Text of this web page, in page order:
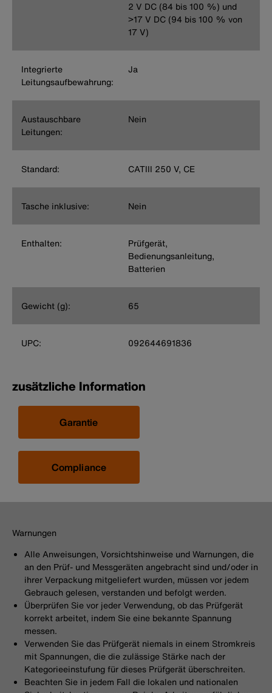
2 V DC (84 bis 100 %) und
>17 V DC (94 bis 100 % von
17 V)
Integrierte
Leitungsaufbewahrung:
Ja
Austauschbare
Leitungen:
Nein
Standard: CATIII 250 V, CE
Tasche inklusive: Nein
Enthalten:
Prüfgerät,
Bedienungsanleitung,
Batterien
Gewicht (g): 65
UPC: 092644691836
zusätzliche Information
Garantie
Compliance
Warnungen
Alle Anweisungen, Vorsichtshinweise und Warnungen, die
an den Prüf- und Messgeräten angebracht sind und/oder in
ihrer Verpackung mitgeliefert wurden, müssen vor jedem
Gebrauch gelesen, verstanden und befolgt werden.
Überprüfen Sie vor jeder Verwendung, ob das Prüfgerät
korrekt arbeitet, indem Sie eine bekannte Spannung
messen.
Verwenden Sie das Prüfgerät niemals in einem Stromkreis
mit Spannungen, die die zulässige Stärke nach der
Kategorieeinstufung für dieses Prüfgerät überschreiten.
Beachten Sie in jedem Fall die lokalen und nationalen